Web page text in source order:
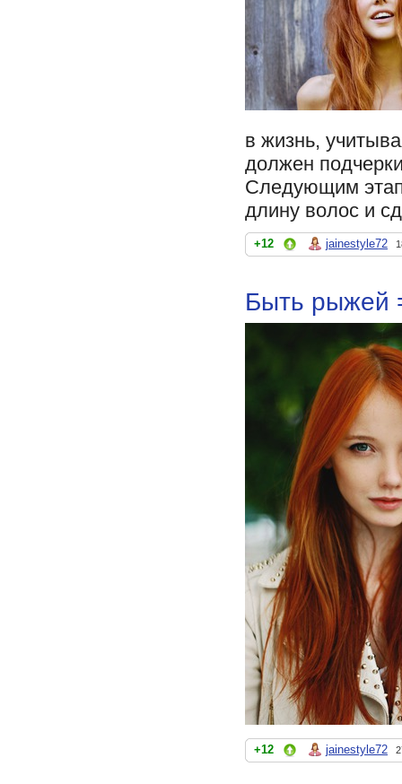
в жизнь,
должен
Следующим
длину волос и
+12 jainestyle72
Быть рыжей
+12 jainestyle72